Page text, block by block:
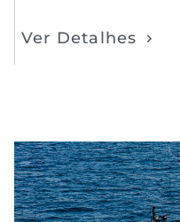
Ver Detalhes